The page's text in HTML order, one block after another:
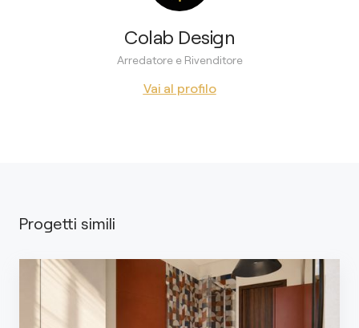
Colab Design
Arredatore e Rivenditore
Vai al profilo
Progetti simili